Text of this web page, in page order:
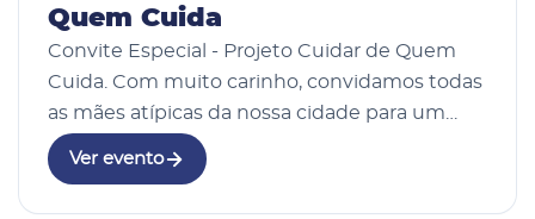
Quem Cuida
Convite Especial - Projeto Cuidar de Quem
Cuida. Com muito carinho, convidamos todas
as mães atípicas da nossa cidade para um
momento único de acolhimento,
aprendizado e fortalecimento. Você, que
Ver evento